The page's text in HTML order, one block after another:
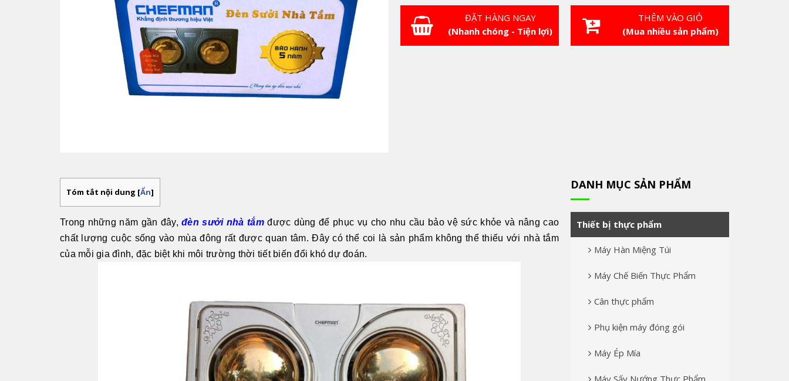
ĐẶT HÀNG NGAY
(Nhanh chóng - Tiện lợi)
THÊM VÀO GIỎ
(Mua nhiều sản phẩm)
Tóm tắt nội dung [Ẩn]
Trong những năm gần đây,đèn sưởi nhà tắmđược dùng để phục vụ cho nhu cầu bảo vệ sức khỏe và nâng cao
chất lượng cuộc sống vào mùa đông rất được quan tâm. Đây có thể coi là sản phẩm không thể thiếu với nhà tắm
của mỗi gia đình, đặc biệt khi môi trường thời tiết biến đổi khó dự đoán.
DANH MỤC SẢN PHẨM
Thiết bị thực phẩm
Máy Hàn Miệng Túi
Máy Chế Biến Thực Phẩm
Cân thực phẩm
Phụ kiện máy đóng gói
Máy Ép Mía
Máy Sấy Nướng Thực Phẩm